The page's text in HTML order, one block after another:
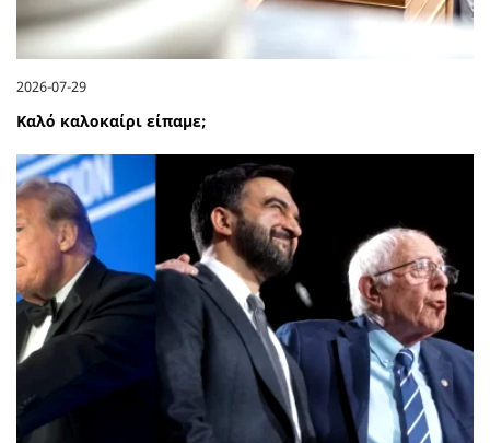
2026-07-29
Καλό καλοκαίρι είπαμε;